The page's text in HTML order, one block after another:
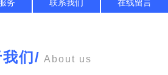
务 联系我们 在线留言
们/ About us